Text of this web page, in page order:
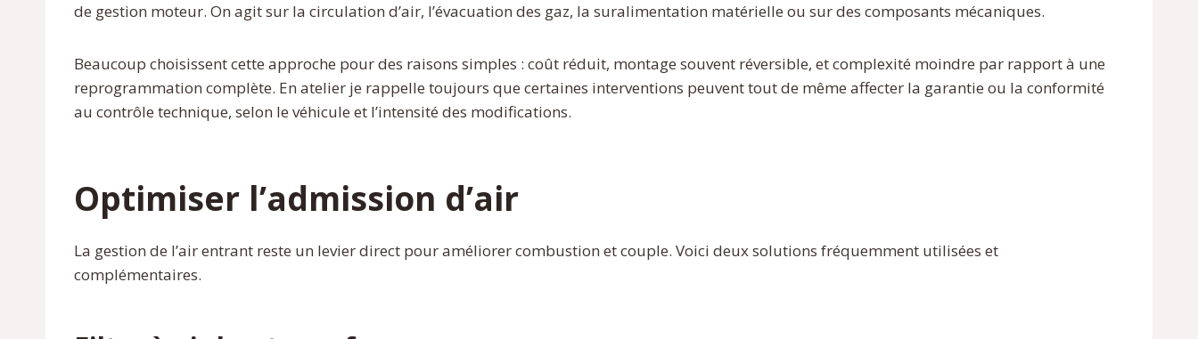
de gestion moteur. On agit sur la circulation d’air, l’évacuation des gaz, la suralimentation matérielle ou sur des composants mécaniques.
Beaucoup choisissent cette approche pour des raisons simples : coût réduit, montage souvent réversible, et complexité moindre par rapport à une
reprogrammation complète. En atelier je rappelle toujours que certaines interventions peuvent tout de même affecter la garantie ou la conformité
au contrôle technique, selon le véhicule et l’intensité des modifications.
Optimiser l’admission d’air
La gestion de l’air entrant reste un levier direct pour améliorer combustion et couple. Voici deux solutions fréquemment utilisées et
complémentaires.